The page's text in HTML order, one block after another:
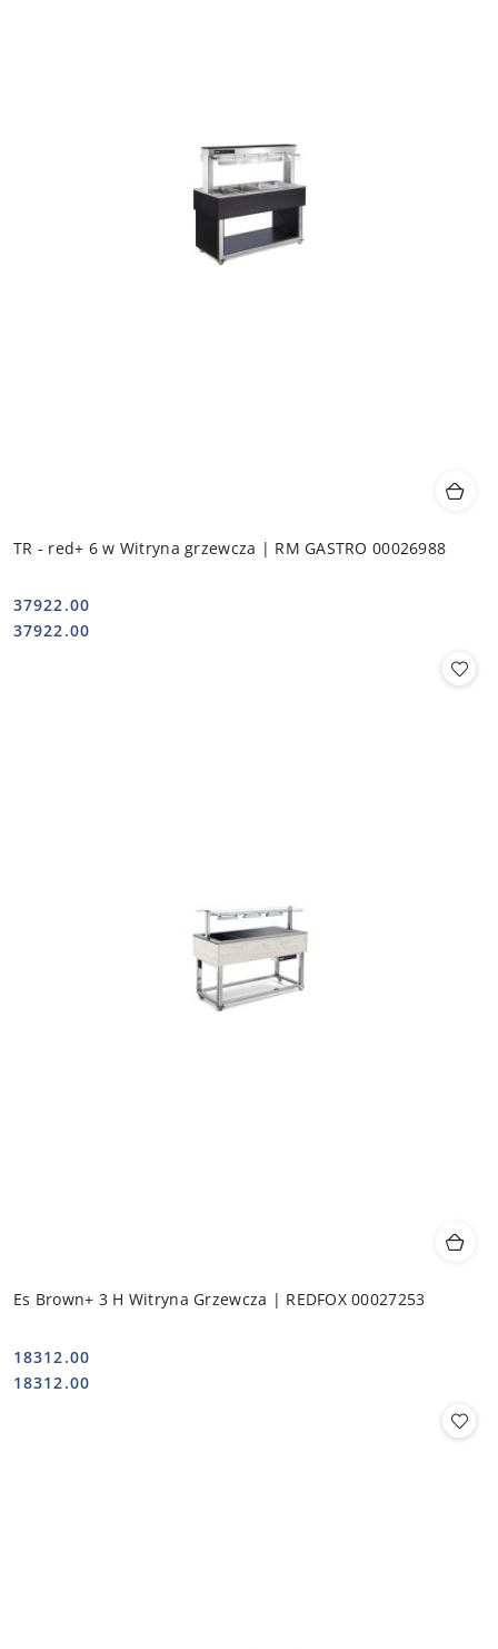
TR - red+ 6 w Witryna grzewcza | RM GASTRO 00026988
Cena:
37922.00
Cena:
37922.00
Es Brown+ 3 H Witryna Grzewcza | REDFOX 00027253
Cena:
18312.00
Cena:
18312.00